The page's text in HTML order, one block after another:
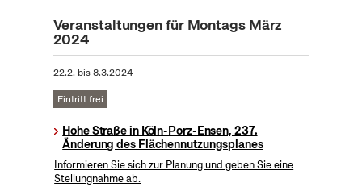
Veranstaltungen für Montags März
2024
22.2. bis8.3.2024
Eintritt frei
Hohe Straße in Köln-Porz-Ensen, 237.
Änderung des Flächennutzungsplanes
Informieren Sie sich zur Planung und geben Sie eine
Stellungnahme ab.